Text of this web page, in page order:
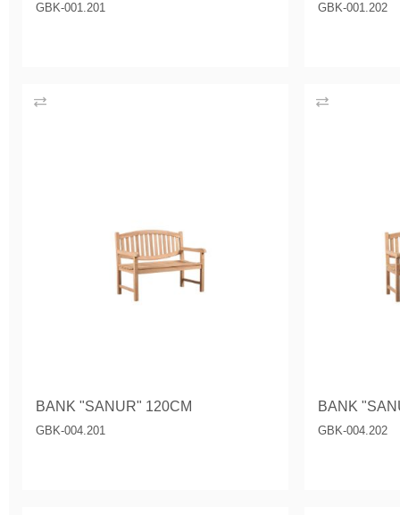
GBK-001.201 GBK-001.202
BANK "SANUR" 120CM
GBK-004.201
BANK
GBK-004.202